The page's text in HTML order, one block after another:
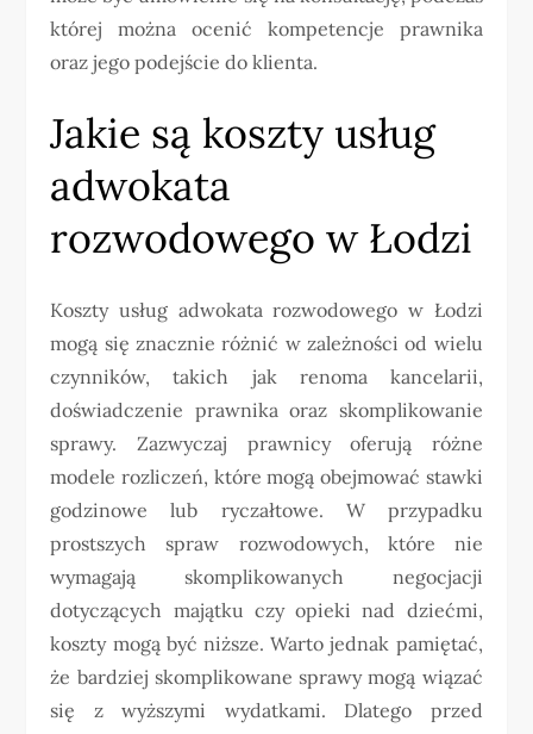
której można ocenić kompetencje prawnika
oraz jego podejście do klienta.
Jakie są koszty usług
adwokata
rozwodowego w Łodzi
Koszty usług adwokata rozwodowego w Łodzi
mogą się znacznie różnić w zależności od wielu
czynników, takich jak renoma kancelarii,
doświadczenie prawnika oraz skomplikowanie
sprawy. Zazwyczaj prawnicy oferują różne
modele rozliczeń, które mogą obejmować stawki
godzinowe lub ryczałtowe. W przypadku
prostszych spraw rozwodowych, które nie
wymagają skomplikowanych negocjacji
dotyczących majątku czy opieki nad dziećmi,
koszty mogą być niższe. Warto jednak pamiętać,
że bardziej skomplikowane sprawy mogą wiązać
się z wyższymi wydatkami. Dlatego przed